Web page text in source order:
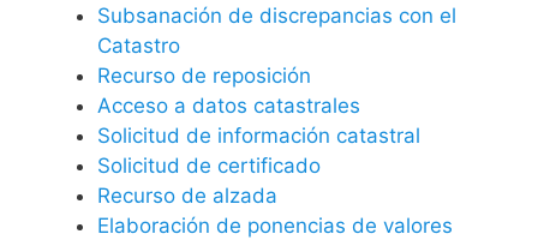
Subsanación de discrepancias con el
Catastro
Recurso de reposición
Acceso a datos catastrales
Solicitud de información catastral
Solicitud de certificado
Recurso de alzada
Elaboración de ponencias de valores